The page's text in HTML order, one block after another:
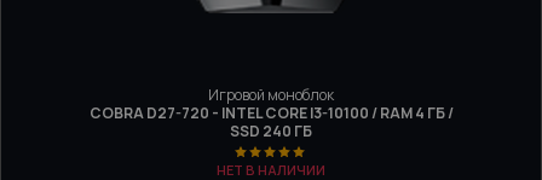
Игровой моноблок
COBRA D27-720 - INTEL CORE I3-10100 / RAM 4 ГБ /
SSD 240 ГБ
НЕТ В НАЛИЧИИ